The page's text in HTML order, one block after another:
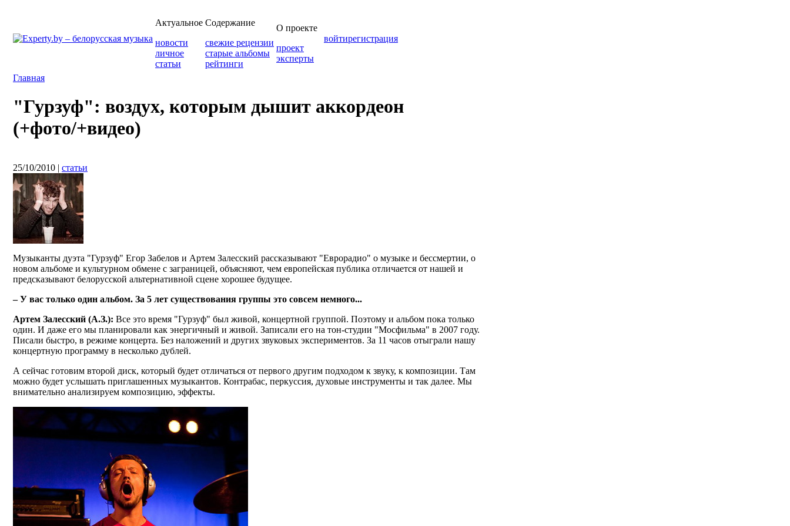
Актуальное
новости
личное
статьи
Содержание
свежие рецензии
старые альбомы
рейтинги
О проекте
проект
эксперты
войтирегистрация
Главная
"Гурзуф": воздух, которым дышит аккордеон
(+фото/+видео)
25/10/2010 | статьи
Музыканты дуэта "Гурзуф" Егор Забелов и Артем Залесский рассказывают "Еврорадио" о музыке и бессмертии, о
новом альбоме и культурном обмене с заграницей, объясняют, чем европейская публика отличается от нашей и
предсказывают белорусской альтернативной сцене хорошее будущее.
– У вас только один альбом. За 5 лет существования группы это совсем немного...
Артем Залесский (А.З.): Все это время "Гурзуф" был живой, концертной группой. Поэтому и альбом пока только
один. И даже его мы планировали как энергичный и живой. Записали его на тон-студии "Мосфильма" в 2007 году.
Писали быстро, в режиме концерта. Без наложений и других звуковых экспериментов. За 11 часов отыграли нашу
концертную программу в несколько дублей.
А сейчас готовим второй диск, который будет отличаться от первого другим подходом к звуку, к композиции. Там
можно будет услышать приглашенных музыкантов. Контрабас, перкуссия, духовые инструменты и так далее. Мы
внимательно анализируем композицию, эффекты.